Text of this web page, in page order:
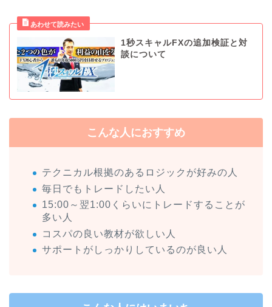
1秒スキャルFXの追加検証と対
談について
こんな人におすすめ
テクニカル根拠のあるロジックが好みの人
毎日でもトレードしたい人
15:00～翌1:00くらいにトレードすることが
多い人
コスパの良い教材が欲しい人
サポートがしっかりしているのが良い人